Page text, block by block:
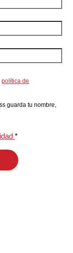
política de
guarda tu nombre,
*